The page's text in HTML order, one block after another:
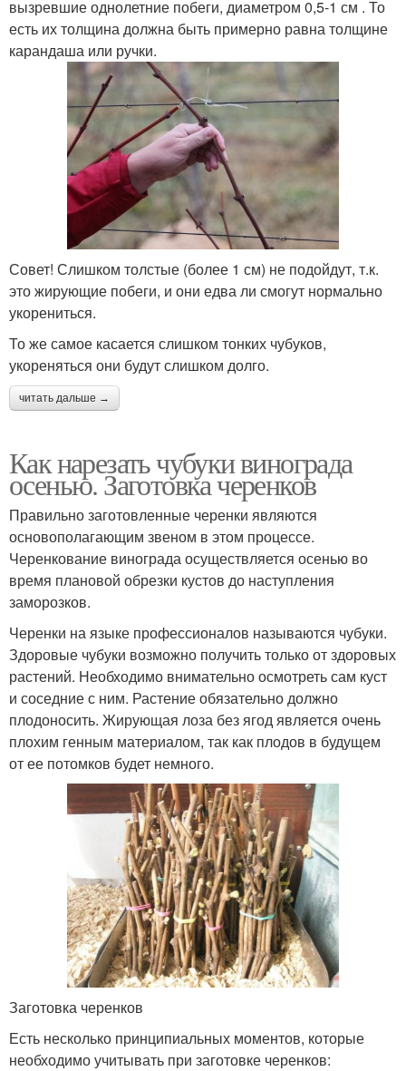
вызревшие однолетние побеги, диаметром 0,5-1 см . То
есть их толщина должна быть примерно равна толщине
карандаша или ручки.
Совет! Слишком толстые (более 1 см) не подойдут, т.к.
это жирующие побеги, и они едва ли смогут нормально
укорениться.
То же самое касается слишком тонких чубуков,
укореняться они будут слишком долго.
читать дальше →
Как нарезать чубуки винограда
осенью. Заготовка черенков
Правильно заготовленные черенки являются
основополагающим звеном в этом процессе.
Черенкование винограда осуществляется осенью во
время плановой обрезки кустов до наступления
заморозков.
Черенки на языке профессионалов называются чубуки.
Здоровые чубуки возможно получить только от здоровых
растений. Необходимо внимательно осмотреть сам куст
и соседние с ним. Растение обязательно должно
плодоносить. Жирующая лоза без ягод является очень
плохим генным материалом, так как плодов в будущем
от ее потомков будет немного.
Заготовка черенков
Есть несколько принципиальных моментов, которые
необходимо учитывать при заготовке черенков: